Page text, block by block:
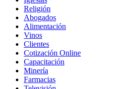
Religión
Abogados
Alimentación
Vinos
Clientes
Cotización Online
Capacitación
Minería
Farmacias